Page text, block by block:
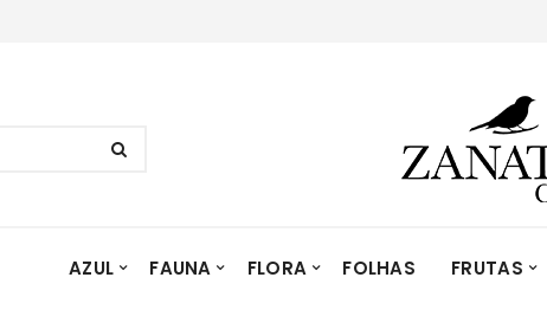
AZUL FAUNA FLORA FOLHAS FRUTAS